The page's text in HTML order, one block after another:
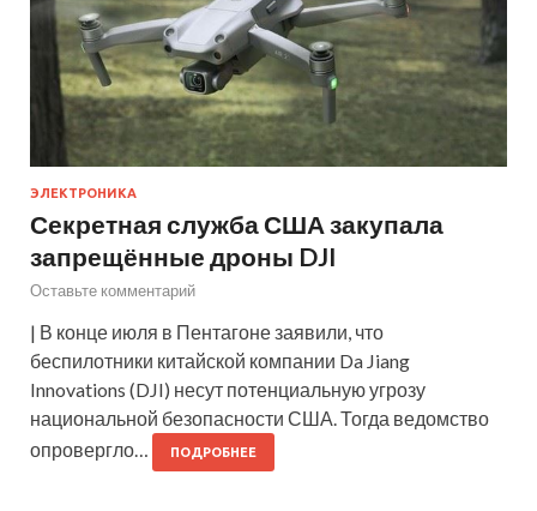
ЭЛЕКТРОНИКА
Секретная служба США закупала
запрещённые дроны DJI
Оставьте комментарий
| В конце июля в Пентагоне заявили, что
беспилотники китайской компании Da Jiang
Innovations (DJI) несут потенциальную угрозу
национальной безопасности США. Тогда ведомство
опровергло…
ПОДРОБНЕЕ